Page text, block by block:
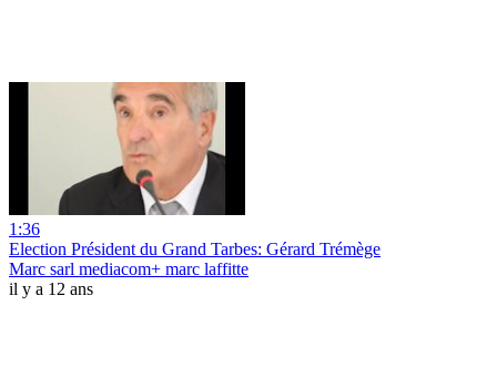
1:36
Election Président du Grand Tarbes: Gérard Trémège
Marc sarl mediacom+ marc laffitte
il y a 12 ans